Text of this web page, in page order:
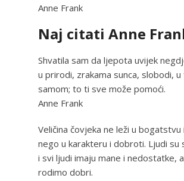
Anne Frank
Naj citati Anne
Shvatila sam da ljepota uvijek
u prirodi, zrakama sunca, slobodi, u
samom; to ti sve može pomoći.
Anne Frank
Veličina čovjeka ne leži u bogatstvu
nego u karakteru i dobroti. Ljudi su
i svi ljudi imaju mane i nedostatke,
rodimo dobri.